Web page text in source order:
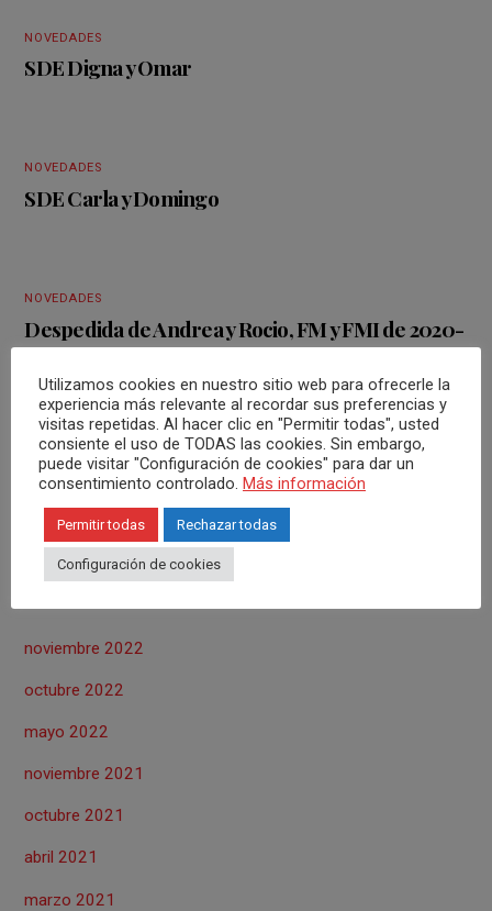
NOVEDADES
SDE Digna y Omar
NOVEDADES
SDE Carla y Domingo
NOVEDADES
Despedida de Andrea y Rocio, FM y FMI de 2020-
2022
noviembre 2022
octubre 2022
mayo 2022
noviembre 2021
octubre 2021
abril 2021
marzo 2021
Utilizamos cookies en nuestro sitio web para ofrecerle la
experiencia más relevante al recordar sus preferencias y
visitas repetidas. Al hacer clic en "Permitir todas", usted
consiente el uso de TODAS las cookies. Sin embargo,
puede visitar "Configuración de cookies" para dar un
consentimiento controlado. Más información
Permitir todas Rechazar todas
Configuración de cookies